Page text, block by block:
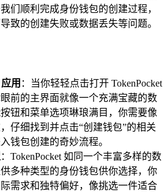
们顺利完成身份钱包的创建过程，
致的创建失败或数据丢失等问题。
用 ：当你轻轻点击打开 TokenPocket
前的主界面就像一个充满宝藏的数
钮和菜单选项琳琅满目，你需要像
仔细找到并点击“创建钱包”的相关
钱包创建的奇妙流程。
：TokenPocket 如同一个丰富多样的数
多种类型的身份钱包供你选择，你
需求和独特偏好，像挑选一件适合